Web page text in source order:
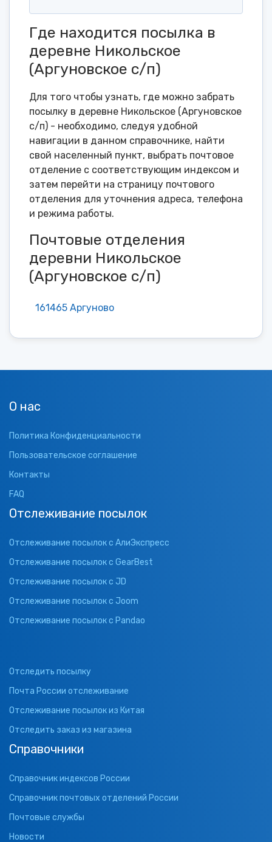
Где находится посылка в
деревне Никольское
(Аргуновское с/п)
Для того чтобы узнать, где можно забрать
посылку в деревне Никольское (Аргуновское
с/п) - необходимо, следуя удобной
навигации в данном справочнике, найти
свой населенный пункт, выбрать почтовое
отделение с соответствующим индексом и
затем перейти на страницу почтового
отделения для уточнения адреса, телефона
и режима работы.
Почтовые отделения
деревни Никольское
(Аргуновское с/п)
161465 Аргуново
О нас
Политика Конфиденциальности
Пользовательское соглашение
Контакты
FAQ
Отслеживание посылок
Отслеживание посылок с АлиЭкспресс
Отслеживание посылок с GearBest
Отслеживание посылок с JD
Отслеживание посылок с Joom
Отслеживание посылок с Pandao
Отследить посылку
Почта России отслеживание
Отслеживание посылок из Китая
Отследить заказ из магазина
Справочники
Справочник индексов России
Справочник почтовых отделений России
Почтовые службы
Новости